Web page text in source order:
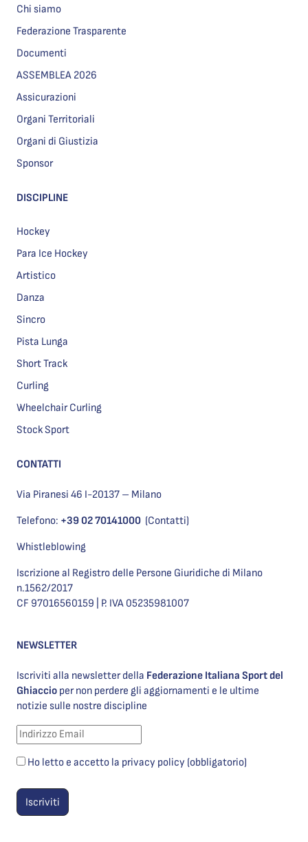
Chi siamo
Federazione Trasparente
Documenti
ASSEMBLEA 2026
Assicurazioni
Organi Territoriali
Organi di Giustizia
Sponsor
DISCIPLINE
Hockey
Para Ice Hockey
Artistico
Danza
Sincro
Pista Lunga
Short Track
Curling
Wheelchair Curling
Stock Sport
CONTATTI
Via Piranesi 46 I-20137 – Milano
Telefono: +39 02 70141000 (Contatti)
Whistleblowing
Iscrizione al Registro delle Persone Giuridiche di Milano
n.1562/2017
CF 97016560159 | P. IVA 05235981007
NEWSLETTER
Iscriviti alla newsletter della Federazione Italiana Sport del
Ghiaccio per non perdere gli aggiornamenti e le ultime
notizie sulle nostre discipline
Ho letto e accetto la privacy policy (obbligatorio)